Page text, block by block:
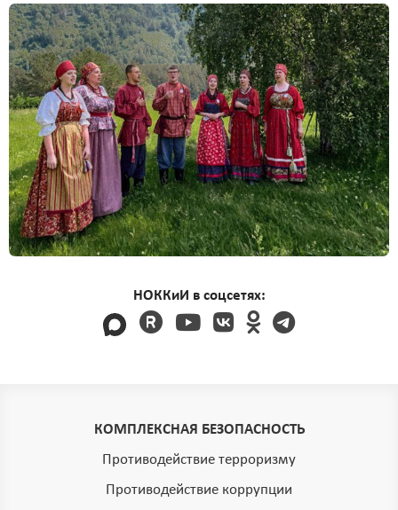
НОККиИ в соцсетях:
КОМПЛЕКСНАЯ БЕЗОПАСНОСТЬ
Противодействие терроризму
Противодействие коррупции